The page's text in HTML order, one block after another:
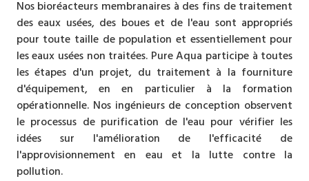
Nos bioréacteurs membranaires à des fins de traitement
des eaux usées, des boues et de l'eau sont appropriés
pour toute taille de population et essentiellement pour
les eaux usées non traitées. Pure Aqua participe à toutes
les étapes d'un projet, du traitement à la fourniture
d'équipement, en en particulier à la formation
opérationnelle. Nos ingénieurs de conception observent
le processus de purification de l'eau pour vérifier les
idées sur l'amélioration de l'efficacité de
l'approvisionnement en eau et la lutte contre la
pollution.